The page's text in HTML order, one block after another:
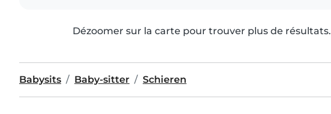
Dézoomer sur la carte pour trouver plus de résultats.
Babysits Baby-sitter Schieren